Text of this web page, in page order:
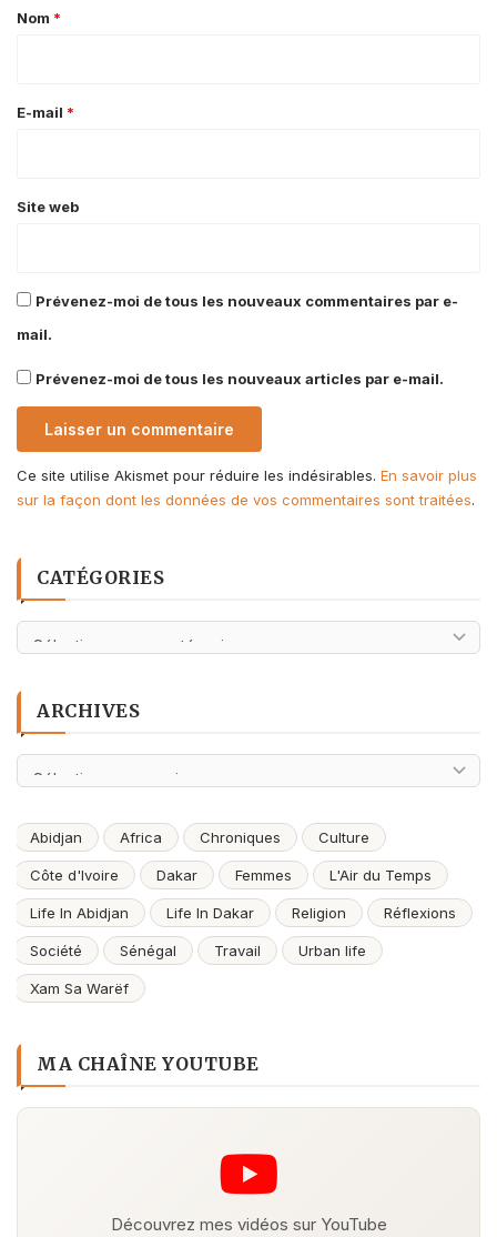
a
e
Nom *
E-mail *
Site web
Prévenez-moi de tous les nouveaux commentaires par e-
mail.
Prévenez-moi de tous les nouveaux articles par e-mail.
Ce site utilise Akismet pour réduire les indésirables. En savoir plus
sur la façon dont les données de vos commentaires sont traitées.
CATÉGORIES
Catégories
ARCHIVES
Archives
Abidjan Africa Chroniques Culture
Côte d'Ivoire Dakar Femmes L'Air du Temps
Life In Abidjan Life In Dakar Religion Réflexions
Société Sénégal Travail Urban life
Xam Sa Warëf
MA CHAÎNE YOUTUBE
Découvrez mes vidéos sur YouTube